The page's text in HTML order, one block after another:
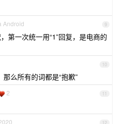
9
Android
第一次统一用“1”回复，是电商的
10
么所有的词都是“抱歉”
11
2